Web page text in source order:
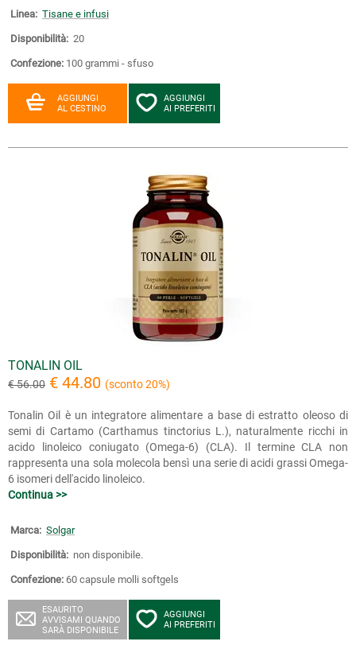
Linea: Tisane e infusi
Disponibilità: 20
Confezione: 100 grammi - sfuso
AGGIUNGI
AL CESTINO
AGGIUNGI
AI PREFERITI
TONALIN OIL
€ 56.00 € 44.80 (sconto 20%)
Tonalin Oil è un integratore alimentare a base di estratto oleoso di
semi di Cartamo (Carthamus tinctorius L.), naturalmente ricchi in
acido linoleico coniugato (Omega-6) (CLA). Il termine CLA non
rappresenta una sola molecola bensì una serie di acidi grassi Omega-
6 isomeri dell'acido linoleico.
Continua >>
Marca: Solgar
Disponibilità: non disponibile.
Confezione: 60 capsule molli softgels
ESAURITO
AVVISAMI QUANDO
SARÀ DISPONIBILE
AGGIUNGI
AI PREFERITI